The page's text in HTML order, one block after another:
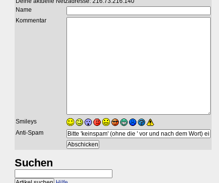
Name
Kommentar
Smileys
Anti-Spam
Suchen